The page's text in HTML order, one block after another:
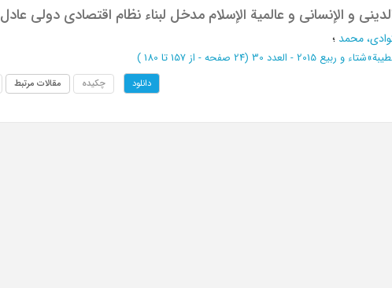
و الإنسانی و عالمیة الإسلام مدخل لبناء نظام اقتصادی دولی عادل
محمد ؛
»شتاء و ربیع 2015 - العدد 30 (‎24 صفحه - از 157 تا 180 )
دانلود چکیده مقالات مرتبط